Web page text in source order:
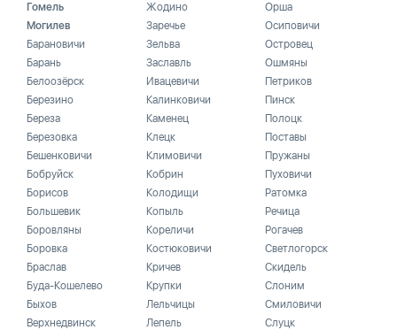
Гомель
Могилев
Барановичи
Барань
Белоозёрск
Березино
Береза
Березовка
Бешенковичи
Бобруйск
Борисов
Большевик
Боровляны
Боровка
Браслав
Буда-Кошелево
Быхов
Верхнедвинск
Жодино
Заречье
Зельва
Заславль
Ивацевичи
Калинковичи
Каменец
Клецк
Климовичи
Кобрин
Колодищи
Копыль
Кореличи
Костюковичи
Кричев
Крупки
Лельчицы
Лепель
Орша
Осиповичи
Островец
Ошмяны
Петриков
Пинск
Полоцк
Поставы
Пружаны
Пуховичи
Ратомка
Речица
Рогачев
Светлогорск
Скидель
Слоним
Смиловичи
Слуцк